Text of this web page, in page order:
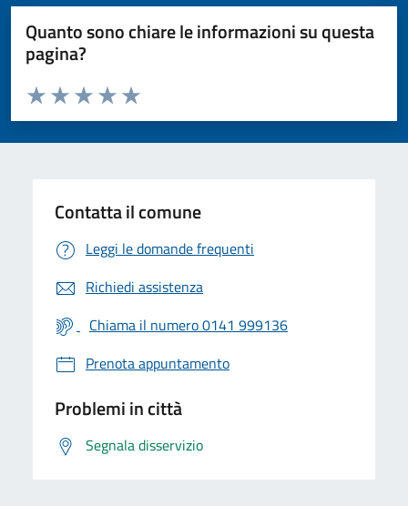
Quanto sono chiare le informazioni su questa
pagina?
Valuta da 1 a 5 stelle la pagina
Valuta 5 stelle su 5
Valuta 4 stelle su 5
Valuta 3 stelle su 5
Valuta 2 stelle su 5
Valuta 1 stelle su 5
Contatta il comune
Leggi le domande frequenti
Richiedi assistenza
Chiama il numero 0141 999136
Prenota appuntamento
Problemi in città
Segnala disservizio